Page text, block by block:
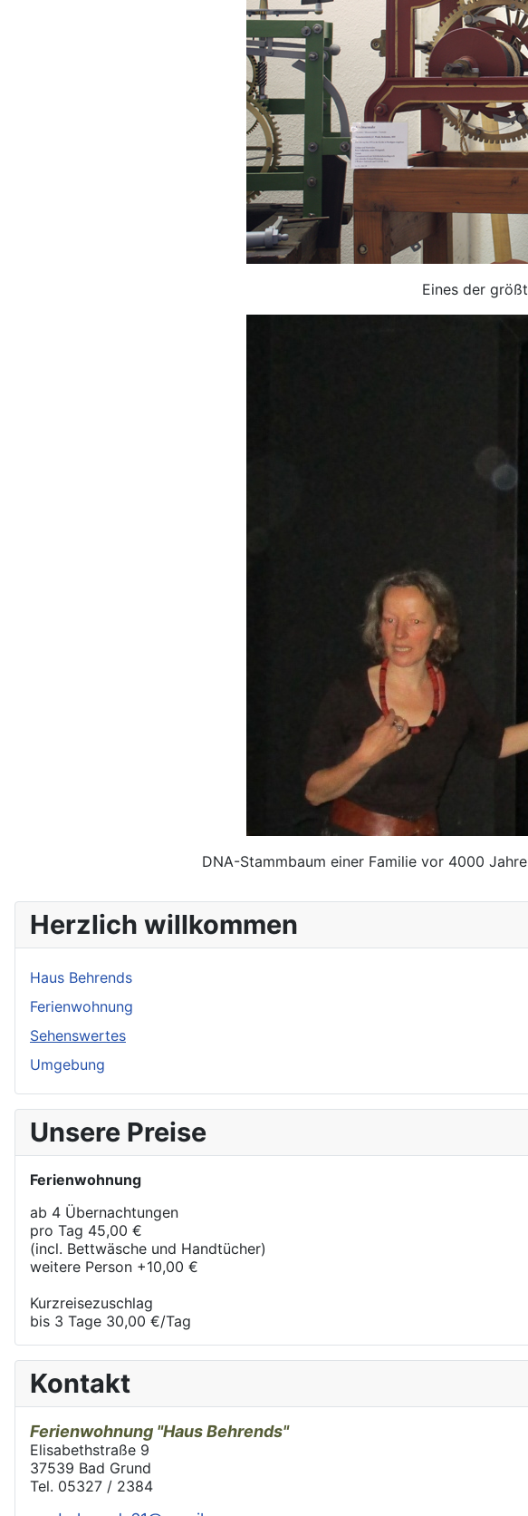
Eines der
DNA-Stammbaum einer Familie vor 4000
Herzlich willkommen
Haus Behrends
Ferienwohnung
Sehenswertes
Umgebung
Unsere Preise
Ferienwohnung
ab 4 Übernachtungen
pro Tag 45,00 €
(incl. Bettwäsche und Handtücher)
weitere Person +10,00 €
Kurzreisezuschlag
bis 3 Tage 30,00 €/Tag
Kontakt
Ferienwohnung "Haus Behrends"
Elisabethstraße 9
37539 Bad Grund
Tel. 05327 / 2384